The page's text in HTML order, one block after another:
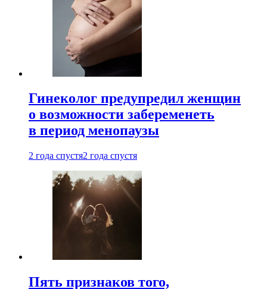
Гинеколог предупредил женщин
о возможности забеременеть
в период менопаузы
2 года спустя2 года спустя
Пять признаков того,